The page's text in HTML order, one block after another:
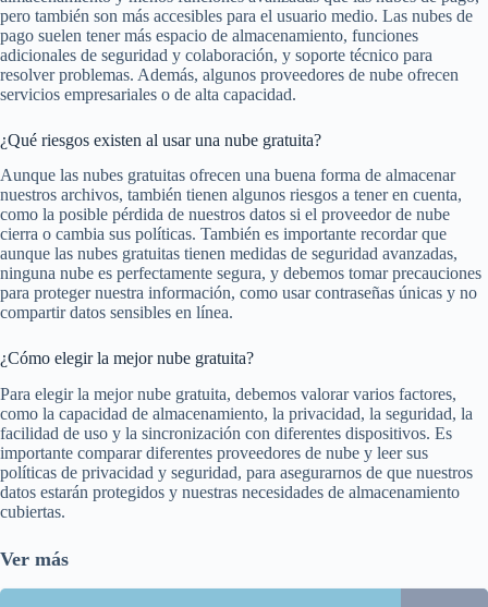
pero también son más accesibles para el usuario medio. Las nubes de
pago suelen tener más espacio de almacenamiento, funciones
adicionales de seguridad y colaboración, y soporte técnico para
resolver problemas. Además, algunos proveedores de nube ofrecen
servicios empresariales o de alta capacidad.
¿Qué riesgos existen al usar una nube gratuita?
Aunque las nubes gratuitas ofrecen una buena forma de almacenar
nuestros archivos, también tienen algunos riesgos a tener en cuenta,
como la posible pérdida de nuestros datos si el proveedor de nube
cierra o cambia sus políticas. También es importante recordar que
aunque las nubes gratuitas tienen medidas de seguridad avanzadas,
ninguna nube es perfectamente segura, y debemos tomar precauciones
para proteger nuestra información, como usar contraseñas únicas y no
compartir datos sensibles en línea.
¿Cómo elegir la mejor nube gratuita?
Para elegir la mejor nube gratuita, debemos valorar varios factores,
como la capacidad de almacenamiento, la privacidad, la seguridad, la
facilidad de uso y la sincronización con diferentes dispositivos. Es
importante comparar diferentes proveedores de nube y leer sus
políticas de privacidad y seguridad, para asegurarnos de que nuestros
datos estarán protegidos y nuestras necesidades de almacenamiento
cubiertas.
Ver más